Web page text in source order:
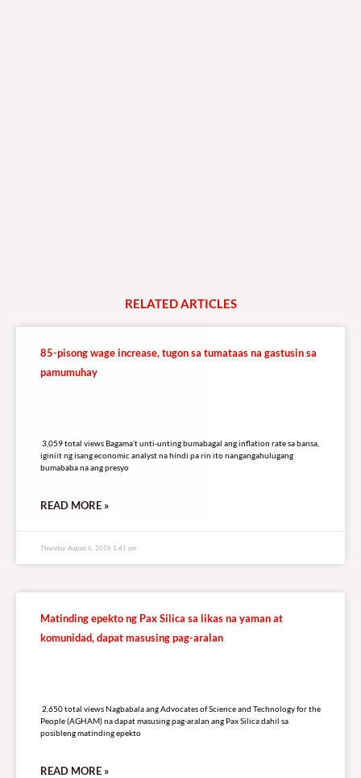
RELATEDARTICLES
85-pisong wage increase, tugon sa tumataas na gastusin sa
pamumuhay
3,059 total views Bagama’t unti-unting bumabagal ang inflation rate sa bansa,
iginiit ng isang economic analyst na hindi pa rin ito nangangahulugang
bumababa na ang presyo
READ MORE »
Thursday, August 6, 2026 1:41 pm
Matinding epekto ng Pax Silica sa likas na yaman at
komunidad, dapat masusing pag-aralan
2,650 total views Nagbabala ang Advocates of Science and Technology for the
People (AGHAM) na dapat masusing pag-aralan ang Pax Silica dahil sa
posibleng matinding epekto
READ MORE »